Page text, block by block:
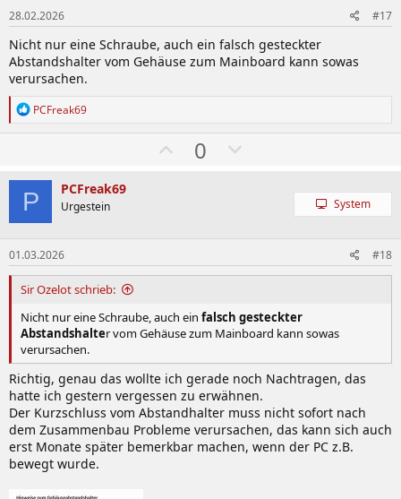
e
n
28.02.2026 #17
Nicht nur eine Schraube, auch ein falsch gesteckter
Abstandshalter vom Gehäuse zum Mainboard kann sowas
verursachen.
R
a
i
o
n
e
n
:
PCFreak69
W
e
0
h
e
P PCFreak69
Urgestein System
01.03.2026 #18
Sir Ozelot schrieb:
Nicht nur eine Schraube, auch ein falsch gesteckter
Abstandshalter vom Gehäuse zum Mainboard kann sowas
verursachen.
Richtig, genau das wollte ich gerade noch Nachtragen, das
hatte ich gestern vergessen zu erwähnen.
Der Kurzschluss vom Abstandhalter muss nicht sofort nach
dem Zusammenbau Probleme verursachen, das kann sich auch
erst Monate später bemerkbar machen, wenn der PC z.B.
bewegt wurde.